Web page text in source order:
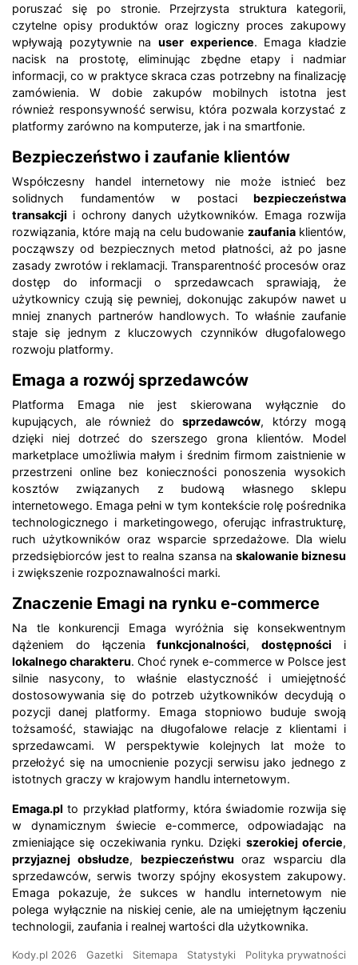
poruszać się po stronie. Przejrzysta struktura kategorii,
czytelne opisy produktów oraz logiczny proces zakupowy
wpływają pozytywnie na user experience. Emaga kładzie
nacisk na prostotę, eliminując zbędne etapy i nadmiar
informacji, co w praktyce skraca czas potrzebny na finalizację
zamówienia. W dobie zakupów mobilnych istotna jest
również responsywność serwisu, która pozwala korzystać z
platformy zarówno na komputerze, jak i na smartfonie.
Bezpieczeństwo i zaufanie klientów
Współczesny handel internetowy nie może istnieć bez
solidnych fundamentów w postaci bezpieczeństwa
transakcji i ochrony danych użytkowników. Emaga rozwija
rozwiązania, które mają na celu budowanie zaufaniaklientów,
począwszy od bezpiecznych metod płatności, aż po jasne
zasady zwrotów i reklamacji. Transparentność procesów oraz
dostęp do informacji o sprzedawcach sprawiają, że
użytkownicy czują się pewniej, dokonując zakupów nawet u
mniej znanych partnerów handlowych. To właśnie zaufanie
staje się jednym z kluczowych czynników długofalowego
rozwoju platformy.
Emaga a rozwój sprzedawców
Platforma Emaga nie jest skierowana wyłącznie do
kupujących, ale również do sprzedawców, którzy mogą
dzięki niej dotrzeć do szerszego grona klientów. Model
marketplace umożliwia małym i średnim firmom zaistnienie w
przestrzeni online bez konieczności ponoszenia wysokich
kosztów związanych z budową własnego sklepu
internetowego. Emaga pełni w tym kontekście rolę pośrednika
technologicznego i marketingowego, oferując infrastrukturę,
ruch użytkowników oraz wsparcie sprzedażowe. Dla wielu
przedsiębiorców jest to realna szansa na skalowanie biznesu
i zwiększenie rozpoznawalności marki.
Znaczenie Emagi na rynku e-commerce
Na tle konkurencji Emaga wyróżnia się konsekwentnym
dążeniem do łączeniafunkcjonalności,dostępności i
lokalnego charakteru. Choć rynek e-commerce w Polsce jest
silnie nasycony, to właśnie elastyczność i umiejętność
dostosowywania się do potrzeb użytkowników decydują o
pozycji danej platformy. Emaga stopniowo buduje swoją
tożsamość, stawiając na długofalowe relacje z klientami i
sprzedawcami. W perspektywie kolejnych lat może to
przełożyć się na umocnienie pozycji serwisu jako jednego z
istotnych graczy w krajowym handlu internetowym.
Emaga.pl to przykład platformy, która świadomie rozwija się
w dynamicznym świecie e-commerce, odpowiadając na
zmieniające się oczekiwania rynku. Dzięki szerokiej ofercie,
przyjaznej obsłudze, bezpieczeństwu oraz wsparciu dla
sprzedawców, serwis tworzy spójny ekosystem zakupowy.
Emaga pokazuje, że sukces w handlu internetowym nie
polega wyłącznie na niskiej cenie, ale na umiejętnym łączeniu
technologii, zaufania i realnej wartości dla użytkownika.
Kody.pl 2026 Gazetki Sitemapa Statystyki
Polityka prywatności